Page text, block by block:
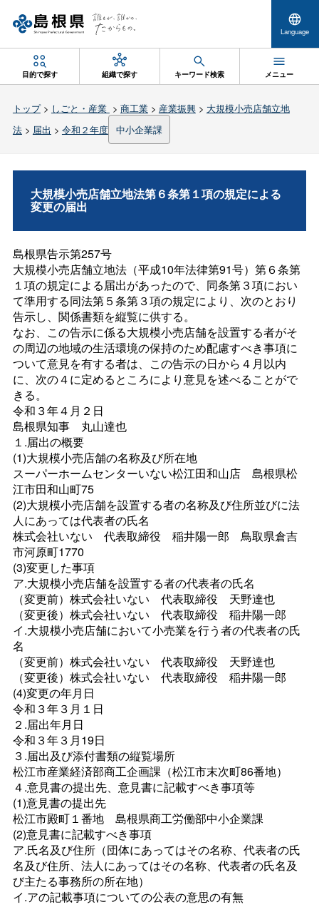
Language
目的で探す 組織で探す キーワード検索 メニュー
トップ> しごと・産業 > 商工業> 産業振興> 大規模小売店舗立地
法> 届出 > 令和２年度 中小企業課
大規模小売店舗立地法第６条第１項の規定による
変更の届出
島根県告示第257号
大規模小売店舗立地法（平成10年法律第91号）第６条第
１項の規定による届出があったので、同条第３項におい
て準用する同法第５条第３項の規定により、次のとおり
告示し、関係書類を縦覧に供する。
なお、この告示に係る大規模小売店舗を設置する者がそ
の周辺の地域の生活環境の保持のため配慮すべき事項に
ついて意見を有する者は、この告示の日から４月以内
に、次の４に定めるところにより意見を述べることがで
きる。
令和３年４月２日
島根県知事 丸山達也
１.届出の概要
(1)大規模小売店舗の名称及び所在地
スーパーホームセンターいない松江田和山店 島根県松
江市田和山町75
(2)大規模小売店舗を設置する者の名称及び住所並びに法
人にあっては代表者の氏名
株式会社いない 代表取締役 稲井陽一郎 鳥取県倉吉
市河原町1770
(3)変更した事項
ア.大規模小売店舗を設置する者の代表者の氏名
（変更前）株式会社いない 代表取締役 天野達也
（変更後）株式会社いない 代表取締役 稲井陽一郎
イ.大規模小売店舗において小売業を行う者の代表者の氏
名
（変更前）株式会社いない 代表取締役 天野達也
（変更後）株式会社いない 代表取締役 稲井陽一郎
(4)変更の年月日
令和３年３月１日
２.届出年月日
令和３年３月19日
３.届出及び添付書類の縦覧場所
松江市産業経済部商工企画課（松江市末次町86番地）
４.意見書の提出先、意見書に記載すべき事項等
(1)意見書の提出先
松江市殿町１番地 島根県商工労働部中小企業課
(2)意見書に記載すべき事項
ア.氏名及び住所（団体にあってはその名称、代表者の氏
名及び住所、法人にあってはその名称、代表者の氏名及
び主たる事務所の所在地）
イ.アの記載事項についての公表の意思の有無